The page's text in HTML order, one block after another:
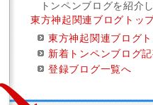
トンペンブログを紹介
東方神起関連ブログトッ
東方神起関連ブログ
新着トンペンブログ
登録ブログ一覧へ